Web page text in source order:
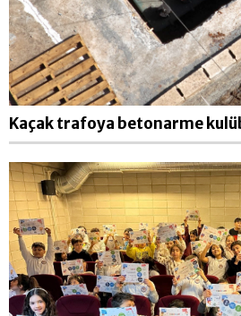
Kaçak trafoya betonarme